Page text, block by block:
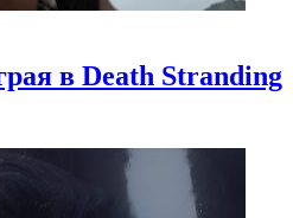
в Death Stranding